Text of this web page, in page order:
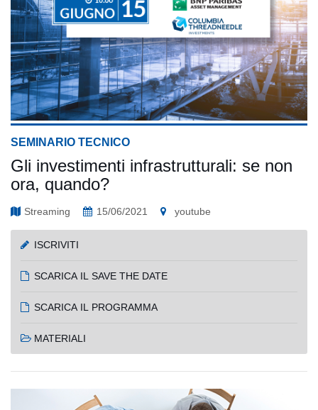
SEMINARIO TECNICO
Gli investimenti infrastrutturali: se non
ora, quando?
Streaming 15/06/2021 youtube
ISCRIVITI
SCARICA IL SAVE THE DATE
SCARICA IL PROGRAMMA
MATERIALI